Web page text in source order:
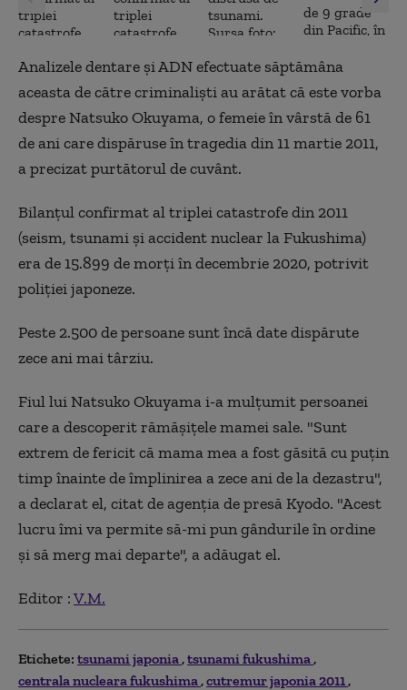
Analizele dentare şi ADN efectuate săptămâna
aceasta de către criminalişti au arătat că este vorba
despre Natsuko Okuyama, o femeie în vârstă de 61
de ani care dispăruse în tragedia din 11 martie 2011,
a precizat purtătorul de cuvânt.
Bilanţul confirmat al triplei catastrofe din 2011
(seism, tsunami şi accident nuclear la Fukushima)
era de 15.899 de morţi în decembrie 2020, potrivit
poliţiei japoneze.
Peste 2.500 de persoane sunt încă date dispărute
zece ani mai târziu.
Fiul lui Natsuko Okuyama i-a mulţumit persoanei
care a descoperit rămăşiţele mamei sale. "Sunt
extrem de fericit că mama mea a fost găsită cu puţin
timp înainte de împlinirea a zece ani de la dezastru",
a declarat el, citat de agenţia de presă Kyodo. "Acest
lucru îmi va permite să-mi pun gândurile în ordine
şi să merg mai departe", a adăugat el.
Editor :V.M.
Etichete: tsunami japonia tsunami fukushima
centrala nucleara fukushima cutremur japonia 2011